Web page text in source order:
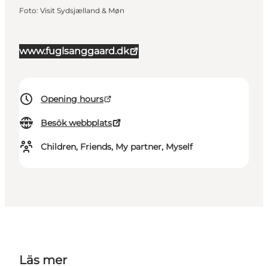
www.fuglsanggaard.dk
Opening hours
Besök webbplats
Children, Friends, My partner, Myself
Foto: Visit Sydsjælland & Møn
Läs mer